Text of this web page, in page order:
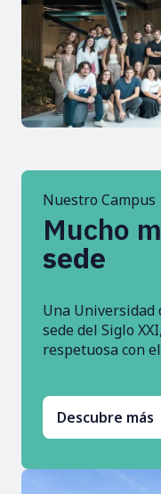
Nuestro Campus
Mucho
sede
Una Universidad
sede del Siglo
respetuosa con
Descubre más